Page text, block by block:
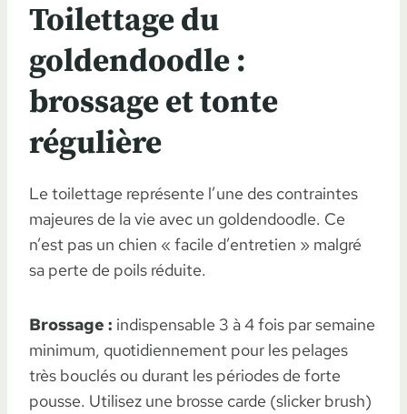
Toilettage du
goldendoodle :
brossage et tonte
régulière
Le toilettage représente l’une des contraintes
majeures de la vie avec un goldendoodle. Ce
n’est pas un chien « facile d’entretien » malgré
sa perte de poils réduite.
Brossage : indispensable 3 à 4 fois par semaine
minimum, quotidiennement pour les pelages
très bouclés ou durant les périodes de forte
pousse. Utilisez une brosse carde (slicker brush)